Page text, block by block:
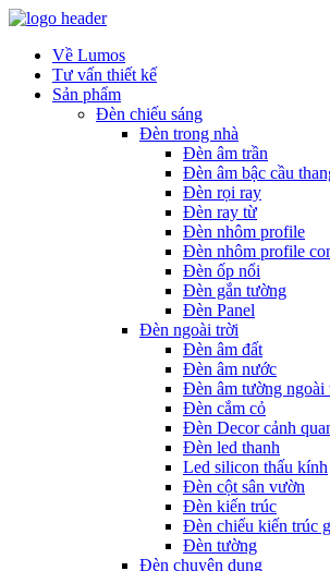
Về Lumos
Tư vấn thiết kế
Sản phẩm
Đèn chiếu sáng
Đèn trong nhà
Đèn âm trần
Đèn âm bậc cầu
Đèn rọi ray
Đèn ray từ
Đèn nhôm profile
Đèn nhôm profile
Đèn ốp nổi
Đèn gắn tường
Đèn Panel
Đèn ngoài trời
Đèn âm đất
Đèn âm nước
Đèn âm tường ngoài
Đèn cắm cỏ
Đèn Decor cảnh
Đèn led thanh
Led silicon thấu kính
Đèn cột sân vườn
Đèn kiến trúc
Đèn chiếu kiến trúc
Đèn tường
Đèn chuyên dụng